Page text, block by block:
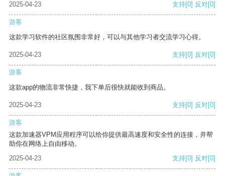
2025-04-23 支持[0] 反对[0]
游客
这款学习软件的社区氛围非常好，可以与其他学习者交流学习心得。
2025-04-23 支持[0] 反对[0]
游客
这款app的物流非常快捷，我下单后很快就能收到商品。
2025-04-23 支持[0] 反对[0]
游客
这款加速器VPM应用程序可以给你提供最高速度和安全性的连接，并帮
助你在网络上自由移动。
2025-04-23
支持[0] 反对[0]